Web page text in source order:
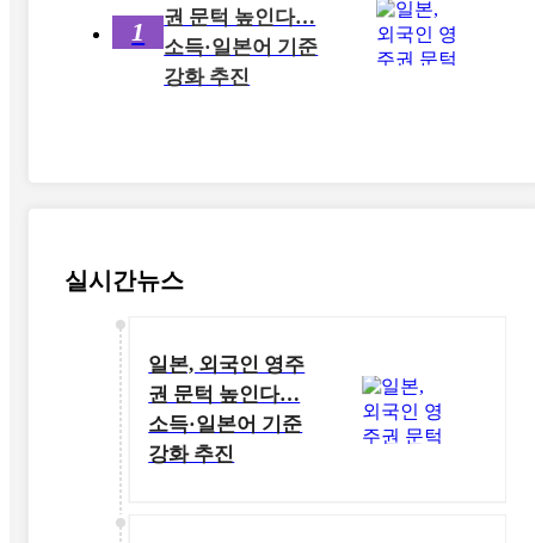
1
권 문턱 높인다…
소득·일본어 기준
강화 추진
실시간뉴스
일본, 외국인 영주
권 문턱 높인다…
소득·일본어 기준
강화 추진